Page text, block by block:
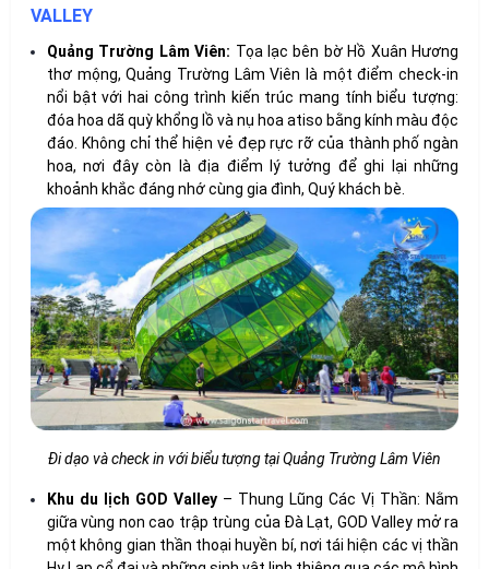
VALLEY
Quảng Trường Lâm Viên: Tọa lạc bên bờ Hồ Xuân Hương
thơ mộng, Quảng Trường Lâm Viên là một điểm check-in
nổi bật với hai công trình kiến trúc mang tính biểu tượng:
đóa hoa dã quỳ khổng lồ và nụ hoa atiso bằng kính màu độc
đáo. Không chỉ thể hiện vẻ đẹp rực rỡ của thành phố ngàn
hoa, nơi đây còn là địa điểm lý tưởng để ghi lại những
khoảnh khắc đáng nhớ cùng gia đình, Quý khách bè.
Đi dạo và check in với biểu tượng tại Quảng Trường Lâm Viên
Khu du lịch GOD Valley – Thung Lũng Các Vị Thần: Nằm
giữa vùng non cao trập trùng của Đà Lạt, GOD Valley mở ra
một không gian thần thoại huyền bí, nơi tái hiện các vị thần